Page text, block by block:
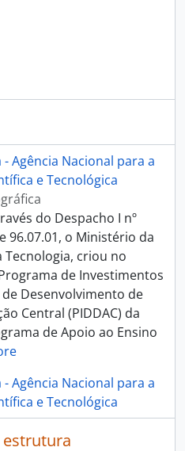
- Agência Nacional para a
e Tecnológica
do Despacho I nº
96.07.01, o Ministério da
Tecnologia, criou no
de Investimentos
de Desenvolvimento de
Central (PIDDAC) da
de Apoio ao Ensino
- Agência Nacional para a
e Tecnológica
estrutura